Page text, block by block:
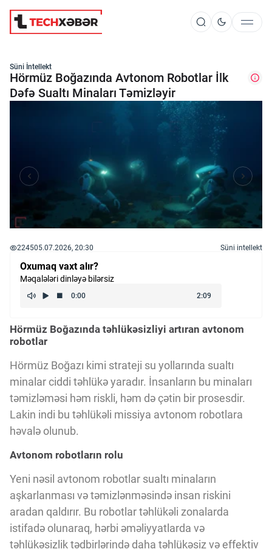
Süni İntellekt
Texnoloji İnkişaf
İnnovasiya və Startaplar
Robot və Cihazlar
Kriptovalyuta
ÇƏRƏZLƏR SİYASƏTİ
İSTIFADƏ ŞƏRTLƏRİ
MƏXFİLİK SİYASƏTİ
Haqqımızda
Vizyoner Baxışı
Süni İntellekt
Hörmüz Boğazında Avtonom Robotlar İlk
Dəfə Sualtı Minaları Təmizləyir
224505.07.2026, 20:30 Süni intellekt
Oxumaq vaxt alır?
Məqalələri dinləyə bilərsiz
Hörmüz Boğazında təhlükəsizliyi artıran avtonom
robotlar
Hörmüz Boğazı kimi strateji su yollarında sualtı
minalar ciddi təhlükə yaradır. İnsanların bu minaları
təmizləməsi həm riskli, həm də çətin bir prosesdir.
Lakin indi bu təhlükəli missiya avtonom robotlara
həvalə olunub.
Avtonom robotların rolu
Yeni nəsil avtonom robotlar sualtı minaların
aşkarlanması və təmizlənməsində insan riskini
aradan qaldırır. Bu robotlar təhlükəli zonalarda
istifadə olunaraq, hərbi əməliyyatlarda və
təhlükəsizlik tədbirlərində daha təhlükəsiz və effektiv